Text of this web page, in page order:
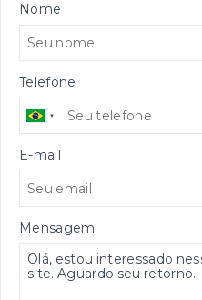
Nome
Telefone
E-mail
Mensagem